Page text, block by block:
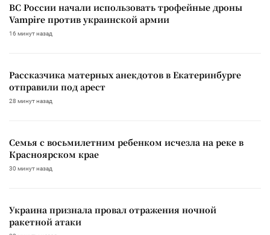
ВС России начали использовать трофейные дроны
Vampire против украинской армии
16 минут назад
Рассказчика матерных анекдотов в Екатеринбурге
отправили под арест
28 минут назад
Семья с восьмилетним ребенком исчезла на реке в
Красноярском крае
30 минут назад
Украина признала провал отражения ночной
ракетной атаки